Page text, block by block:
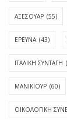
ΑΞΕΣΟΥΑΡ (55)
ΕΡΕΥΝΑ (43)
ΙΤΑΛΙΚΗ ΣΥΝΤΑΓΗ
ΜΑΝΙΚΙΟΥΡ (60)
ΟΙΚΟΛΟΓΙΚΗ